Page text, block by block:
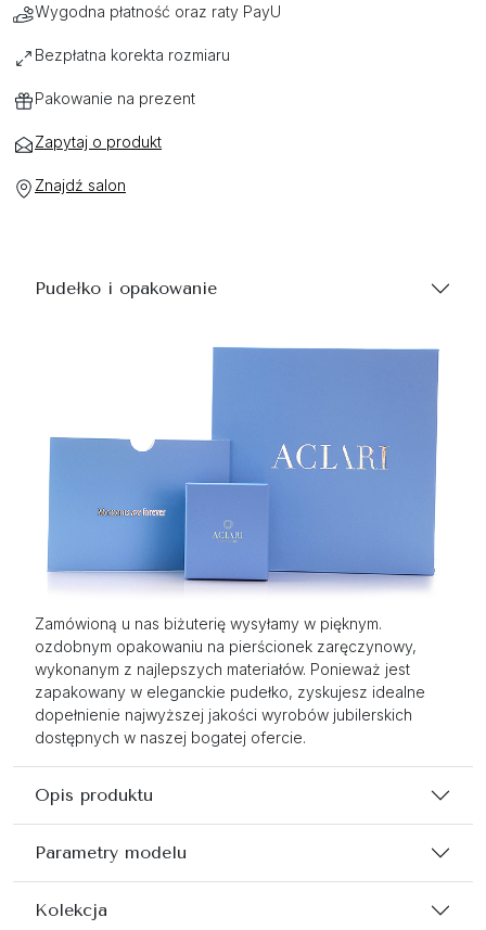
Wygodna płatność oraz raty PayU
Bezpłatna korekta rozmiaru
Pakowanie na prezent
Zapytaj o produkt
Znajdź salon
Pudełko i opakowanie
Zamówioną u nas biżuterię wysyłamy w pięknym.
ozdobnym opakowaniu na pierścionek zaręczynowy,
wykonanym z najlepszych materiałów. Ponieważ jest
zapakowany w eleganckie pudełko, zyskujesz idealne
dopełnienie najwyższej jakości wyrobów jubilerskich
dostępnych w naszej bogatej ofercie.
Opis produktu
Parametry modelu
Kolekcja